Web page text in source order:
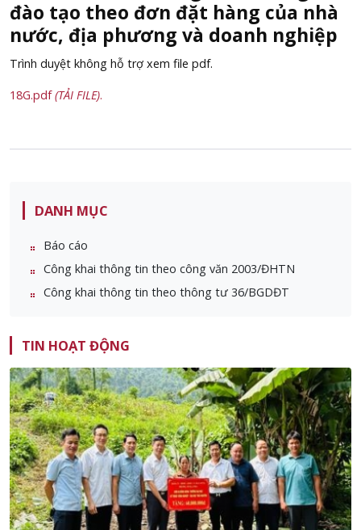
đào tạo theo đơn đặt hàng của nhà
nước, địa phương và doanh nghiệp
Trình duyệt không hỗ trợ xem file pdf.
18G.pdf(TẢI FILE).
DANH MỤC
Báo cáo
Công khai thông tin theo công văn 2003/ĐHTN
Công khai thông tin theo thông tư 36/BGDĐT
TIN HOẠT ĐỘNG